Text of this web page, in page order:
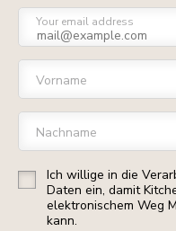
Your email address
Vorname
Nachname
Ich willige in die
Daten ein, damit
elektronischem Weg
kann.